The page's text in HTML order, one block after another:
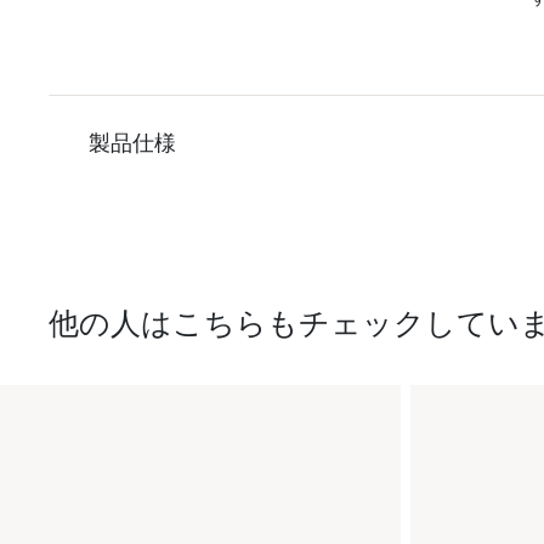
製品仕様
他の人はこちらもチェックしてい